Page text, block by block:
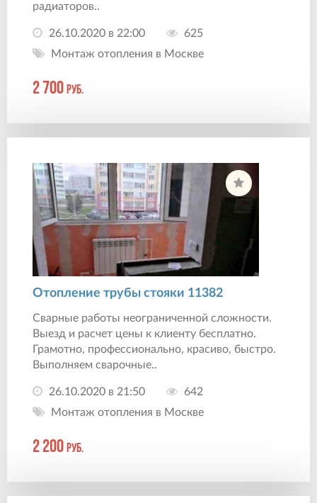
радиаторов..
26.10.2020 в 22:00
625
Монтаж отопления в Москве
2 700 руб.
Отопление трубы стояки 11382
Сварные работы неограниченной сложности.
Выезд и расчет цены к клиенту бесплатно.
Грамотно, профессионально, красиво, быстро.
Выполняем сварочные..
26.10.2020 в 21:50
642
Монтаж отопления в Москве
2 200 руб.